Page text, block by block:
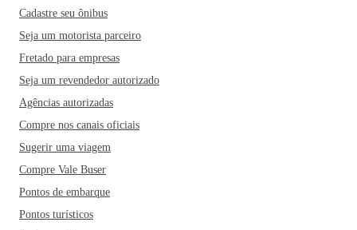
Cadastre seu ônibus
Seja um motorista parceiro
Fretado para empresas
Seja um revendedor autorizado
Agências autorizadas
Compre nos canais oficiais
Sugerir uma viagem
Compre Vale Buser
Pontos de embarque
Pontos turísticos